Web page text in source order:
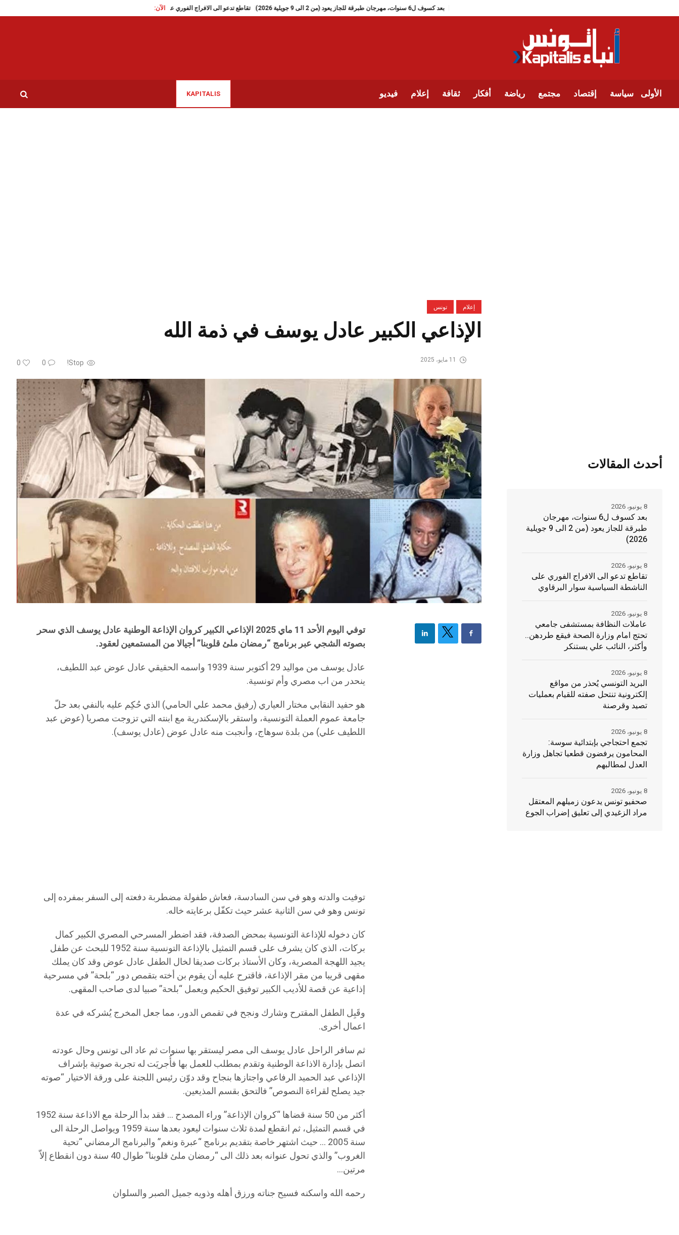
الآن: بعد كسوف ل6 سنوات، مهرجان طبرقة للجاز يعود (من 2 الى 9 جويلية 2026) تقاطع تدعو الى الافراج الفوري على الناشطة السياسية سوار البرقاوي
الأولى سياسة إقتصاد مجتمع رياضة أفكار ثقافة إعلام فيديو KAPITALIS
إعلام تونس
الإذاعي الكبير عادل يوسف في ذمة الله
Stop!
0
0 11 مايو، 2025
توفي اليوم الأحد 11 ماي 2025 الإذاعي الكبير كروان الإذاعة الوطنية عادل يوسف
الذي سحر
بصوته الشجي عبر برنامج “رمضان ملئ قلوبنا” أجيالا من المستمعين لعقود.
عادل يوسف من مواليد 29 أكتوبر سنة 1939 واسمه الحقيقي عادل عوض عبد اللطيف،
ينحدر من اب مصري وأم تونسية.
هو حفيد النقابي مختار العياري (رفيق محمد علي الحامي) الذي حُكِم عليه بالنفي بعد حلّ
جامعة عموم العملة التونسية، واستقر بالإسكندرية مع ابنته التي تزوجت مصريا (عوض عبد
اللطيف علي) من بلدة سوهاج، وأنجبت منه عادل عوض (عادل يوسف).
توفيت والدته وهو في سن السادسة، فعاش طفولة مضطربة دفعته إلى السفر بمفرده إلى
تونس وهو في سن الثانية عشر حيث تكفّل برعايته خاله.
كان دخوله للإذاعة التونسية بمحض الصدفة، فقد اضطر المسرحي المصري الكبير كمال
بركات، الذي كان يشرف على قسم التمثيل بالإذاعة التونسية سنة 1952 للبحث عن طفل
يجيد اللهجة المصرية، وكان الأستاذ بركات صديقا لخال الطفل عادل عوض وقد كان يملك
مقهى قريبا من مقر الإذاعة، فاقترح عليه أن يقوم بن أخته بتقمص دور “بلحة” في مسرحية
إذاعية عن قصة للأديب الكبير توفيق الحكيم ويعمل “بلحة” صبيا لدى صاحب المقهى.
وقَبِل الطفل المقترح وشارك ونجح في تقمص الدور، مما جعل المخرج يُشركه في عدة
اعمال أخرى.
ثم سافر الراحل عادل يوسف الى مصر ليستقر بها سنوات ثم عاد الى تونس وحال عودته
اتصل بإدارة الاذاعة الوطنية وتقدم بمطلب للعمل بها فأُجريَت له تجربة صوتية بإشراف
الإذاعي عبد الحميد الرفاعي واجتازها بنجاح وقد دوّن رئيس اللجنة على ورقة الاختيار “صوته
جيد يصلح لقراءة النصوص” فالتحق بقسم المذيعين.
أكثر من 50 سنة قضاها “كروان الإذاعة” وراء المصدح … فقد بدأ الرحلة مع الاذاعة سنة 1952
في قسم التمثيل، ثم انقطع لمدة ثلاث سنوات ليعود بعدها سنة 1959 ويواصل الرحلة الى
سنة 2005 … حيث اشتهر خاصة بتقديم برنامج “عبرة ونغم” والبرنامج الرمضاني “تحية
الغروب” والذي تحول عنوانه بعد ذلك الى “رمضان ملئ قلوبنا” طوال 40 سنة دون انقطاع إلاّ
مرتين…
رحمه الله واسكنه فسيح جناته ورزق أهله وذويه جميل الصبر والسلوان
أحدث المقالات
بعد كسوف ل6 سنوات، مهرجان
طبرقة للجاز يعود (من 2 الى 9 جويلية
2026)
8 يونيو، 2026
تقاطع تدعو الى الافراج الفوري على
الناشطة السياسية سوار البرقاوي
8 يونيو، 2026
عاملات النظافة بمستشفى جامعي
تحتج امام وزارة الصحة فيقع طردهن..
وأكثر، النائب علي يستنكر
8 يونيو، 2026
البريد التونسي يُحذر من مواقع
إلكترونية تنتحل صفته للقيام بعمليات
تصيد وقرصنة
8 يونيو، 2026
تجمع احتجاجي بإبتدائية سوسة:
المحامون يرفضون قطعيا تجاهل وزارة
العدل لمطالبهم
8 يونيو، 2026
صحفيو تونس يدعون زميلهم المعتقل
مراد الزغيدي إلى تعليق إضراب الجوع
8 يونيو، 2026